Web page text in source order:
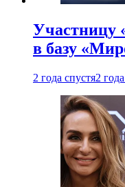
Участницу
в базу
2 года спустя2